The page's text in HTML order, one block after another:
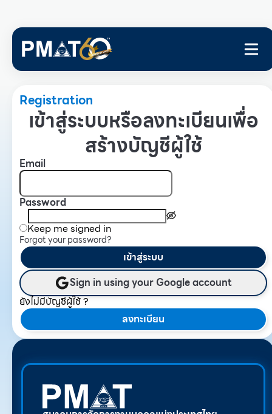
Registration
เข้าสู่ระบบหรือลงทะเบียนเพื่อ
สร้างบัญชีผู้ใช้
Email
Password
Keep me signed in
Forgot your password?
เข้าสู่ระบบ
Sign in using your Google account
ยังไม่มีบัญชีผู้ใช้ ?
ลงทะเบียน